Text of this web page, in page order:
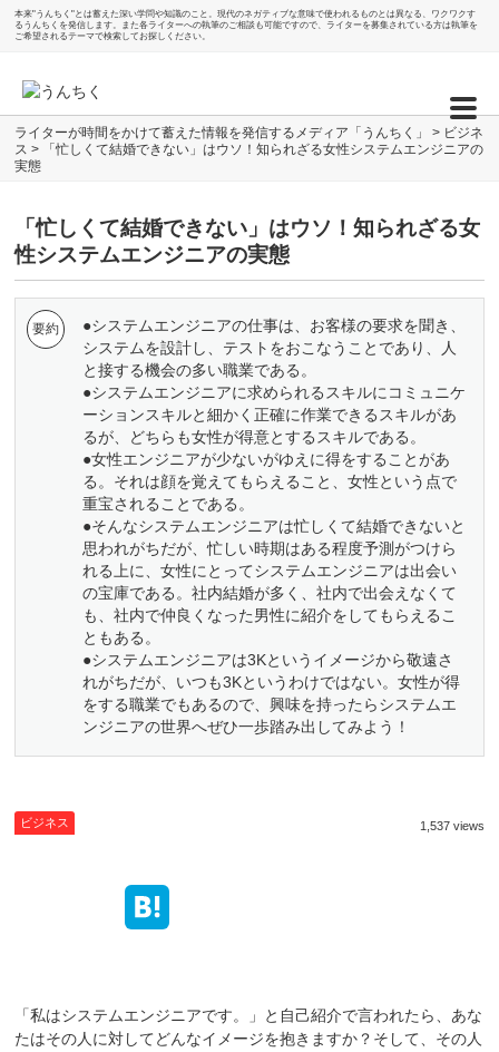
本来"うんちく"とは蓄えた深い学問や知識のこと。現代のネガティブな意味で使われるものとは異なる、ワクワクす
るうんちくを発信します。また各ライターへの執筆のご相談も可能ですので、ライターを募集されている方は執筆を
ご希望されるテーマで検索してお探しください。
ライターが時間をかけて蓄えた情報を発信するメディア「うんちく」 > ビジネ
ス >
「忙しくて結婚できない」はウソ！知られざる女性システムエンジニアの
実態
「忙しくて結婚できない」はウソ！知られざる女
性システムエンジニアの実態
●システムエンジニアの仕事は、お客様の要求を聞き、
システムを設計し、テストをおこなうことであり、人
と接する機会の多い職業である。
●システムエンジニアに求められるスキルにコミュニケ
ーションスキルと細かく正確に作業できるスキルがあ
るが、どちらも女性が得意とするスキルである。
●女性エンジニアが少ないがゆえに得をすることがあ
る。それは顔を覚えてもらえること、女性という点で
重宝されることである。
●そんなシステムエンジニアは忙しくて結婚できないと
思われがちだが、忙しい時期はある程度予測がつけら
れる上に、女性にとってシステムエンジニアは出会い
の宝庫である。社内結婚が多く、社内で出会えなくて
も、社内で仲良くなった男性に紹介をしてもらえるこ
ともある。
●システムエンジニアは3Kというイメージから敬遠さ
れがちだが、いつも3Kというわけではない。女性が得
をする職業でもあるので、興味を持ったらシステムエ
ンジニアの世界へぜひ一歩踏み出してみよう！
ビジネス 1,537 views
「私はシステムエンジニアです。」と自己紹介で言われたら、あな
たはその人に対してどんなイメージを抱きますか？そして、その人